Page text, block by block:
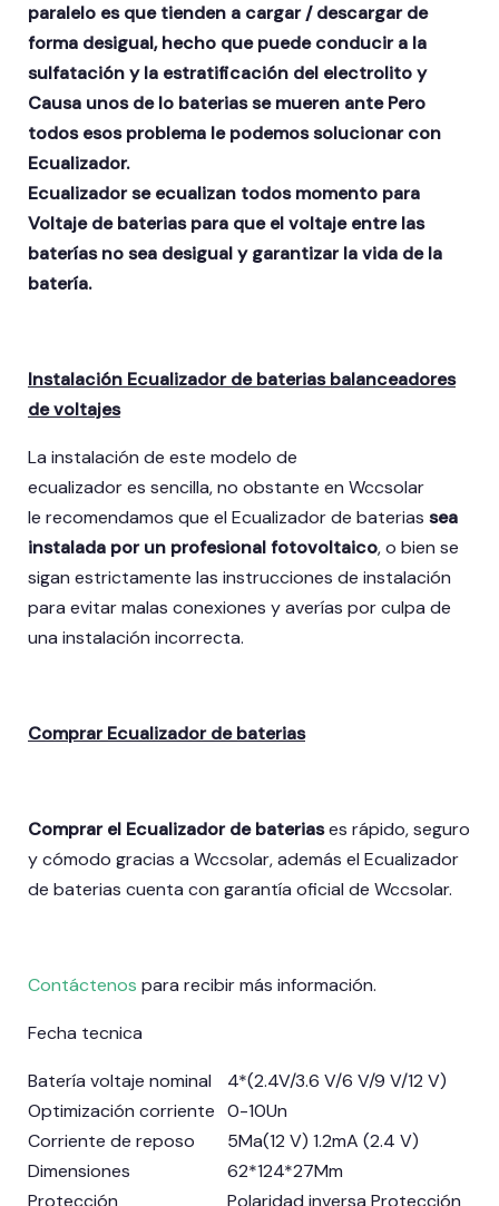
paralelo es que tienden a cargar / descargar de
forma desigual, hecho que puede conducir a la
sulfatación y la estratificación del electrolito y
Causa unos de lo baterias se mueren ante Pero
todos esos problema le podemos solucionar con
Ecualizador.
Ecualizador se ecualizan todos momento para
Voltaje de baterias para que el voltaje entre las
baterías no sea desigual y garantizar la vida de la
batería.
Instalación Ecualizador de baterias balanceadores
de voltajes
La instalación de este modelo de
ecualizador es sencilla, no obstante en Wccsolar
le recomendamos que el Ecualizador de baterias sea
instalada por un profesional fotovoltaico, o bien se
sigan estrictamente las instrucciones de instalación
para evitar malas conexiones y averías por culpa de
una instalación incorrecta.
Comprar Ecualizador de baterias
Comprar el Ecualizador de bateriases rápido, seguro
y cómodo gracias a Wccsolar, además el Ecualizador
de baterias cuenta con garantía oficial de Wccsolar.
Contáctenos para recibir más información.
Fecha tecnica
Batería voltaje nominal
4*(2.4V/3.6 V/6 V/9 V/12 V)
Optimización corriente 0-10Un
Corriente de reposo
5Ma(12 V) 1.2mA (2.4 V)
Dimensiones
62*124*27Mm